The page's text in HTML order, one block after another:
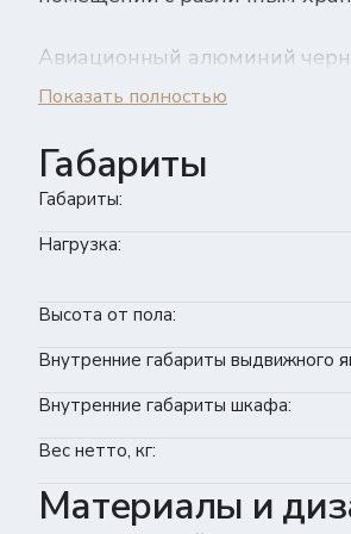
Авиационный алюминий
коррозии, не теряет форму и
Серый фасад изготовлен из
дадут упасть мелким
плавное закрытие без
- Фасад: серый
- Столешница: нет
Показать полностью
Габариты
Габариты:
Нагрузка:
Высота от пола:
Внутренние габариты выдвижного
Внутренние габариты шкафа:
Вес нетто, кг:
Материалы и